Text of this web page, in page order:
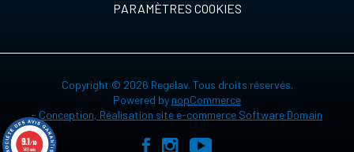
PARAMÈTRES COOKIES
Copyright © 2026 Regelav. Tous droits réservés.
Powered by nopCommerce
- Conception, Réalisation site e-commerce Software Domain
9.1/10
149 avis